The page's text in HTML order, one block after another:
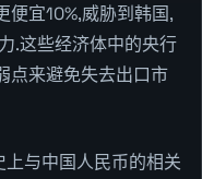
便宜10%,威胁到韩国,
.这些经济体中的央行
点来避免失去出口市
上与中国人民币的相关